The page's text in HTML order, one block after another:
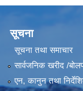
सूचना
सूचना तथा समाचार
सार्वजनिक खरीद /
एन, कानुन तथा